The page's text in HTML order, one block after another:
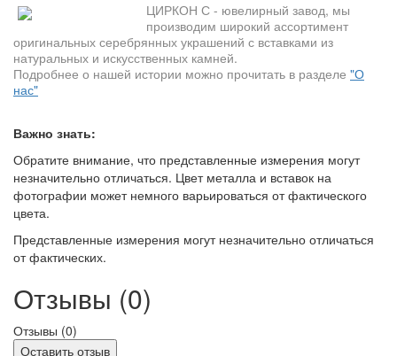
ЦИРКОН С - ювелирный завод, мы
производим широкий ассортимент
оригинальных серебрянных украшений с вставками из
натуральных и искусственных камней.
Подробнее о нашей истории можно прочитать в разделе "О
нас"
Важно знать:
Обратите внимание, что представленные измерения могут
незначительно отличаться. Цвет металла и вставок на
фотографии может немного варьироваться от фактического
цвета.
Представленные измерения могут незначительно отличаться
от фактических.
Отзывы (0)
Отзывы (0)
Оставить отзыв